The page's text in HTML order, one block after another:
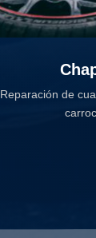
Reparación de